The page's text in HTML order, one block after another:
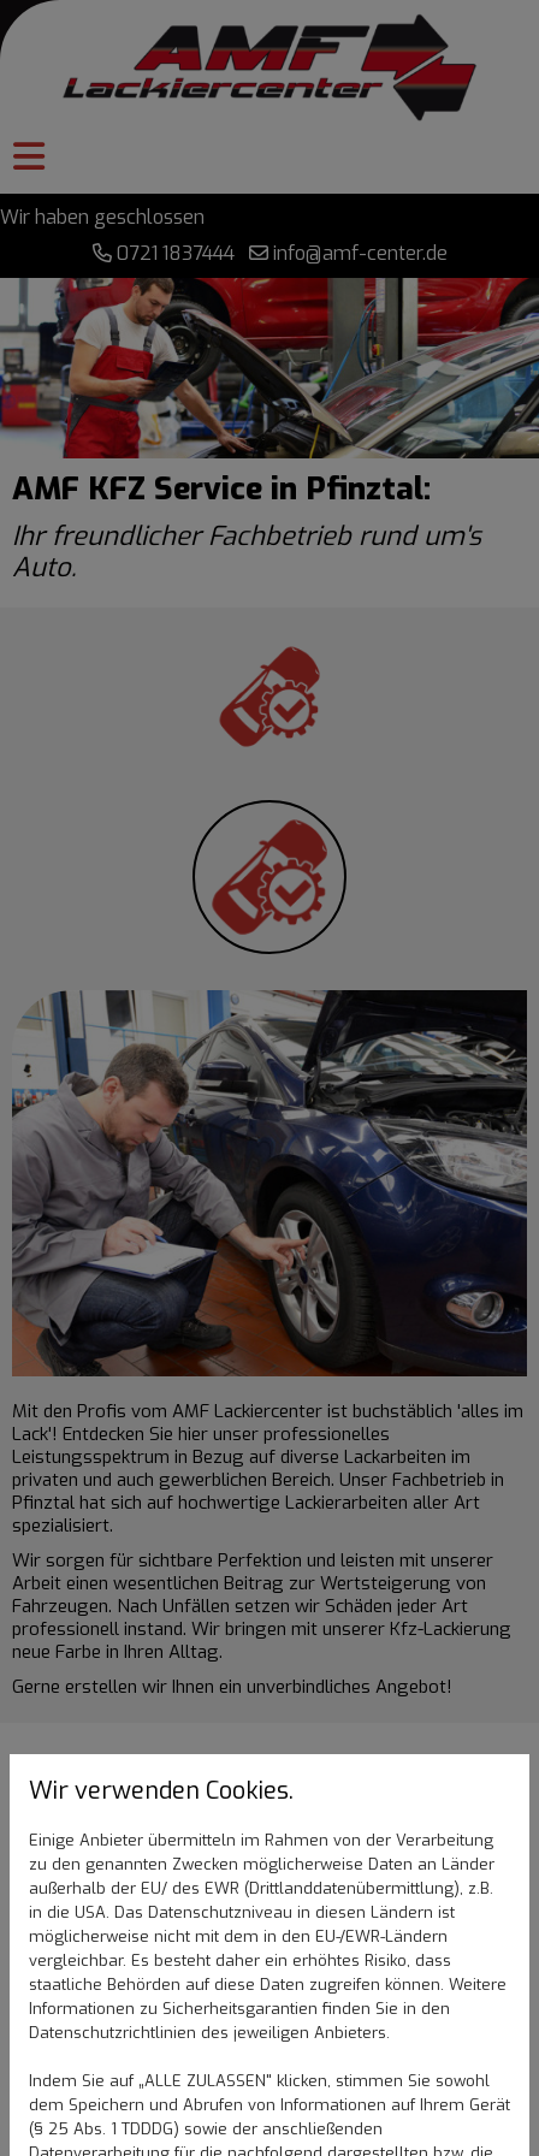
Wir haben geschlossen
0721 1837444
info@amf-center.de
AMF KFZ Service in Pfinztal:
Ihr freundlicher Fachbetrieb rund um's
Auto.
Mit den Profis vom AMF Lackiercenter ist buchstäblich 'alles im
Lack'! Entdecken Sie hier unser professionelles
Leistungsspektrum in Bezug auf diverse Lackarbeiten im
privaten und auch gewerblichen Bereich. Unser Fachbetrieb in
Pfinztal hat sich auf hochwertige Lackierarbeiten aller Art
spezialisiert.
Wir sorgen für sichtbare Perfektion und leisten mit unserer
Arbeit einen wesentlichen Beitrag zur Wertsteigerung von
Fahrzeugen. Nach Unfällen setzen wir Schäden jeder Art
professionell instand. Wir bringen mit unserer Kfz-Lackierung
neue Farbe in Ihren Alltag.
Gerne erstellen wir Ihnen ein unverbindliches Angebot!
Wir verwenden Cookies.
Einige Anbieter übermitteln im Rahmen von der Verarbeitung
zu den genannten Zwecken möglicherweise Daten an Länder
außerhalb der EU/ des EWR (Drittlanddatenübermittlung), z.B.
in die USA. Das Datenschutzniveau in diesen Ländern ist
möglicherweise nicht mit dem in den EU-/EWR-Ländern
vergleichbar. Es besteht daher ein erhöhtes Risiko, dass
staatliche Behörden auf diese Daten zugreifen können. Weitere
Informationen zu Sicherheitsgarantien finden Sie in den
Datenschutzrichtlinien des jeweiligen Anbieters.
Indem Sie auf „ALLE ZULASSEN" klicken, stimmen Sie sowohl
dem Speichern und Abrufen von Informationen auf Ihrem Gerät
(§ 25 Abs. 1 TDDDG) sowie der anschließenden